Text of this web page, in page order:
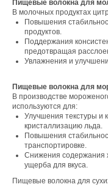
Пищевые волокна для
В молочных продуктах
Повышения
продуктов.
Поддержания
предотвращая
Увлажнения и
Пищевые волокна для
В производстве
используются для:
Улучшения текстуры и
кристаллизацию льда.
Повышения
транспортировке.
Снижения содержания
ущерба для вкуса.
Пищевые волокна для
Свяжитесь с нами
Контакты
г. Москва, вн. тер. г.
Ломоносовский, ул.
12, к. 1, помещ. 3/1
Офис компании: